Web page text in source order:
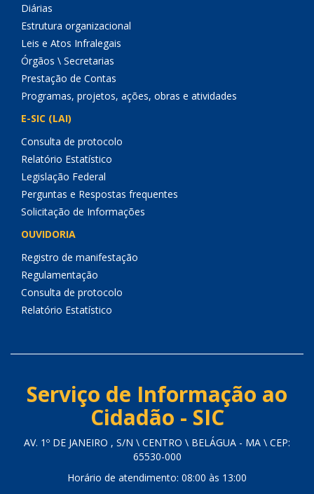
Diárias
Estrutura organizacional
Leis e Atos Infralegais
Órgãos \ Secretarias
Prestação de Contas
Programas, projetos, ações, obras e atividades
E-SIC (LAI)
Consulta de protocolo
Relatório Estatístico
Legislação Federal
Perguntas e Respostas frequentes
Solicitação de Informações
OUVIDORIA
Registro de manifestação
Regulamentação
Consulta de protocolo
Relatório Estatístico
Serviço de Informação ao
Cidadão - SIC
AV. 1º DE JANEIRO , S/N \ CENTRO \ BELÁGUA - MA \ CEP:
65530-000
Horário de atendimento: 08:00 às 13:00